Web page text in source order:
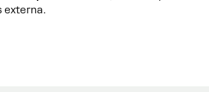
externa.